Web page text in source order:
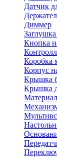
Датчик
Диммер
Кнопка
Коробка
Корпус
Крышка
Крышка